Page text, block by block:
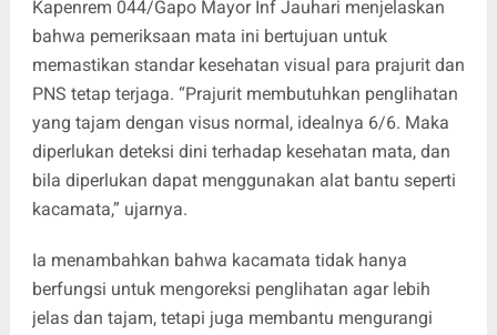
Kapenrem 044/Gapo Mayor Inf Jauhari menjelaskan
bahwa pemeriksaan mata ini bertujuan untuk
memastikan standar kesehatan visual para prajurit dan
PNS tetap terjaga. “Prajurit membutuhkan penglihatan
yang tajam dengan visus normal, idealnya 6/6. Maka
diperlukan deteksi dini terhadap kesehatan mata, dan
bila diperlukan dapat menggunakan alat bantu seperti
kacamata,” ujarnya.
Ia menambahkan bahwa kacamata tidak hanya
berfungsi untuk mengoreksi penglihatan agar lebih
jelas dan tajam, tetapi juga membantu mengurangi